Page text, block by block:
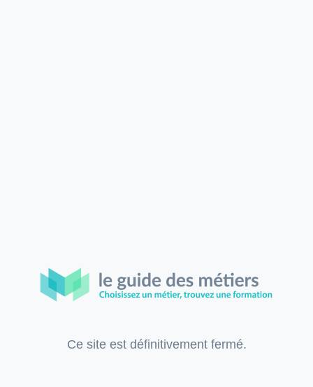
Ce site est définitivement fermé.